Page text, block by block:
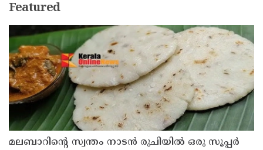
Featured
മലബാറിന്റെ സ്വന്തം നാടൻ രുചിയിൽ ഒരു സൂപ്പർ